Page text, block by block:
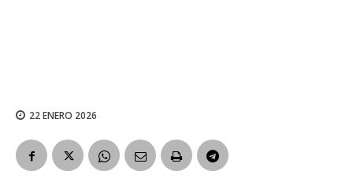
22 ENERO 2026